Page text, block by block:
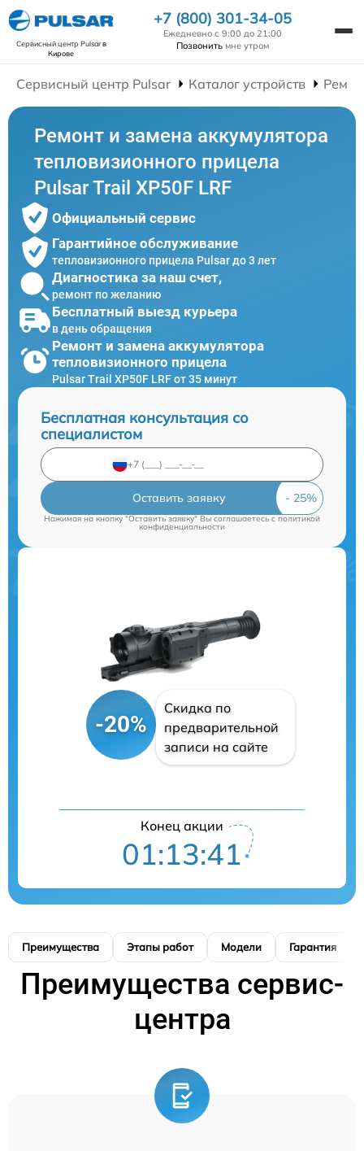
Сервисный центр Pulsarв
Кирове
+7 (800) 301-34-05
Ежедневно с 9:00 до 21:00
Позвонить мне утром
Сервисный центр Pulsar Каталог устройств
Ремонт и замена аккумулятора
тепловизионного прицела
Pulsar Trail XP50F LRF
Официальный сервис
Гарантийное обслуживание
тепловизионного прицела Pulsar до 3 лет
Диагностика за наш счет,
ремонт по желанию
Бесплатный выезд курьера
в день обращения
Ремонт и замена аккумулятора
тепловизионного прицела
Pulsar Trail XP50F LRF от 35 минут
Бесплатная консультация со
специалистом
Оставить заявку
Нажимая на кнопку "Оставить заявку" Вы соглашаетесь cполитикой
конфиденциальности
-20%
Скидка по
предварительной
записи на сайте
Конец акции
01:13:40
Преимущества Этапы работ Модели Гарантия
Преимущества сервис-
центра